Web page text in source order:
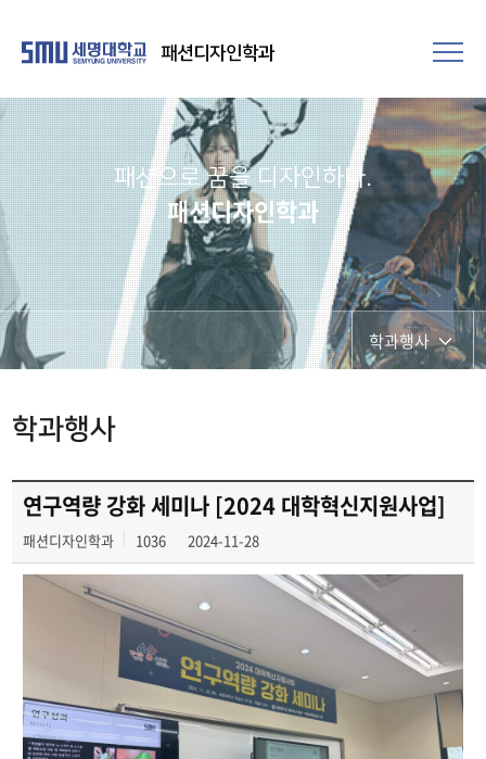
패션디자인학과
패션으로 꿈을 디자인하다.
패션디자인학과
학과행사
학과행사
동아리
학과행사
연구역량 강화 세미나 [2024 대학혁신지원사업]
패션디자인학과 1036 2024-11-28